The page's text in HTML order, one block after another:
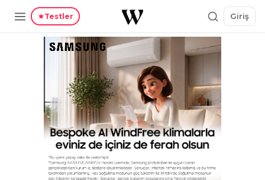
Testler Giriş